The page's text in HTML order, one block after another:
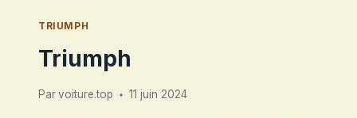
TRIUMPH
Triumph
Parvoiture.top 11 juin 2024